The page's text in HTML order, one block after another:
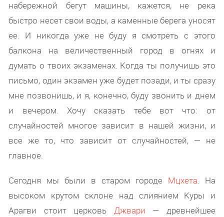
набережной бегут машины, кажется, не река
быстро несет свои воды, а каменные берега уносят
ее. И никогда уже не буду я смотреть с этого
балкона на величественный город в огнях и
думать о твоих экзаменах. Когда ты получишь это
письмо, один экзамен уже будет позади, и ты сразу
мне позвонишь, и я, конечно, буду звонить и днем
и вечером. Хочу сказать тебе вот что: от
случайностей многое зависит в нашей жизни, и
все же то, что зависит от случайностей, — не
главное.
Сегодня мы были в старом городе Мцхета. На
высоком крутом склоне над слиянием Куры и
Арагви стоит церковь Джвари — древнейшее